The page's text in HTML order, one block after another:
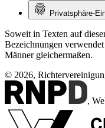
Privatsphäre-
Soweit in Texten auf
Bezeichnungen
Männer gleichermaßen.
© 2026,
,